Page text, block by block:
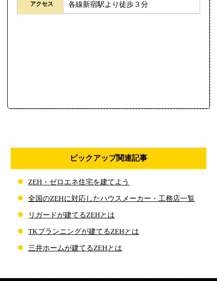
アクセス 各線新宿駅より徒歩３分
ピックアップ関連記事
ZEH・ゼロエネ住宅を建てよう
全国のZEHに対応したハウスメーカー・工務店一覧
リガードが建てるZEHとは
TKプランニングが建てるZEHとは
三井ホームが建てるZEHとは